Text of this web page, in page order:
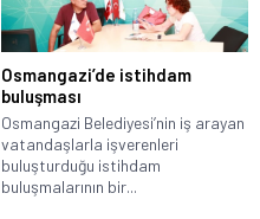
Osmangazi’de istihdam
buluşması
Osmangazi Belediyesi’nin iş arayan
vatandaşlarla işverenleri
buluşturduğu istihdam
buluşmalarının bir...